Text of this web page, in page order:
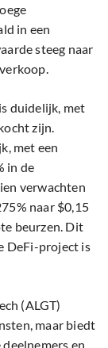
in een
steeg naar
duidelijk, met
zijn.
met een
in de
verwachten
naar $0,15
beurzen. Dit
DeFi-project is
(ALGT)
maar biedt
en